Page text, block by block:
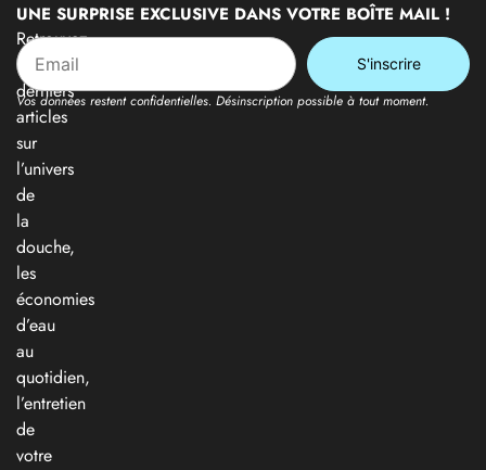
Retrouvez
nos
derniers
articles
sur
l’univers
de
la
douche,
les
économies
d’eau
au
quotidien,
l’entretien
de
votre
UNE SURPRISE EXCLUSIVE DANS VOTRE BOÎTE MAIL !
Vos données restent confidentielles. Désinscription possible à tout moment.